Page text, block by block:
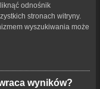
odnośnik
stronach witryny.
wyszukiwania może
wyników?